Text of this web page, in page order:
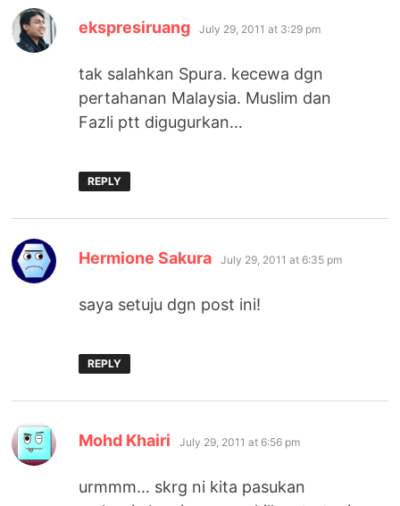
ekspresiruang says:
July 29, 2011 at 3:29 pm
tak salahkan Spura. kecewa dgn
pertahanan Malaysia. Muslim dan
Fazli ptt digugurkan…
REPLY
Hermione Sakura says:
July 29, 2011 at 6:35 pm
saya setuju dgn post ini!
REPLY
Mohd Khairi says:
July 29, 2011 at 6:56 pm
urmmm… skrg ni kita pasukan